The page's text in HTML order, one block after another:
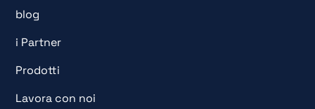
blog
i Partner
Prodotti
Lavora con noi